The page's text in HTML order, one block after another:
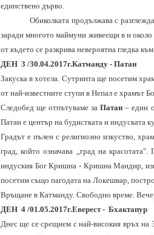
единствено дърво.
Обиколката продължава с
заради многото маймуни живеещи в и около
от където се разкрива невероятна гледка
ДЕН 3 /30.04.2017г.Катманду - Патан
Закуска в хотела. Сутринта ще посетим
от най-известните ступи в Непал е храмът
Следобед ще отпътуваме заПатан – един
Патан е център на будистката и индуската
Градът е пълен с религиозно изкуство,
град, който означава „град на
индуския Бог Кришна - Кришна Мандир,
посетим също пагодата на Локешвар,
Връщане в Катманду. Свободно време.
ДЕН 4 /01.05.2017г.Еверест - Бхактапур
Днес ще се срещнем с най-високия връх на